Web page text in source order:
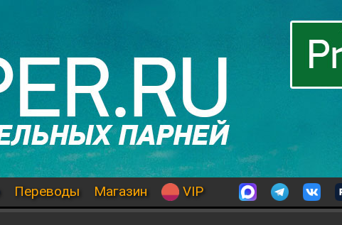
Переводы Магазин VIP